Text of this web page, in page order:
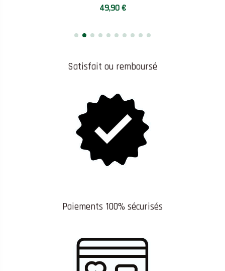
49,90 €
Satisfait ou remboursé
Paiements 100% sécurisés